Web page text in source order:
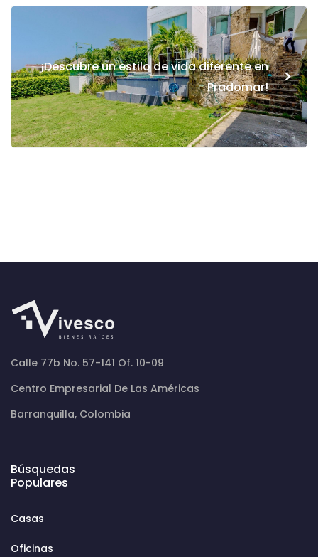
¡Descubre un estilo de vida diferente en
Pradomar!
>
Calle 77b No. 57-141 Of. 10-09
Centro Empresarial De Las Américas
Barranquilla, Colombia
Búsquedas
Populares
Casas
Oficinas